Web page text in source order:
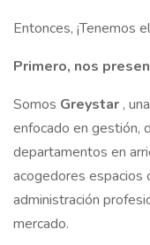
Entonces, ¡Tenemos
Primero, nos
Somos Greystar ,
enfocado en gestión,
departamentos en
acogedores espacios
administración
mercado.